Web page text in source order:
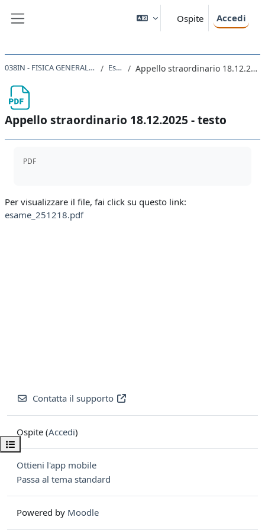
Ospite Accedi
Apri indice del corso
038IN - FISICA GENERALE II 2025 Esami Appello straordinario 18.12.2025 - testo
Appello straordinario 18.12.2025 - testo
PDF
Per visualizzare il file, fai click su questo link:
esame_251218.pdf
Contatta il supporto
Ospite (Accedi)
Ottieni l'app mobile
Passa al tema standard
Powered by Moodle